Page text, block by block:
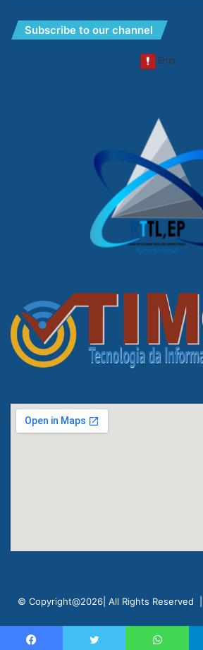
Subscribe to our channel
© Copyright@2026| All Rights Reserved |